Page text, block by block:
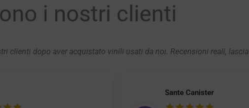
i nostri clienti
clienti dopo aver acquistato vinili usati da noi. Recensioni reali,
Sante Canister